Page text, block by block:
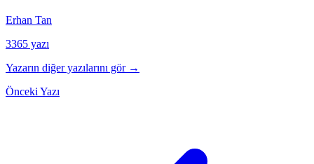
Erhan Tan
3365 yazı
Yazarın diğer yazılarını gör →
Önceki Yazı